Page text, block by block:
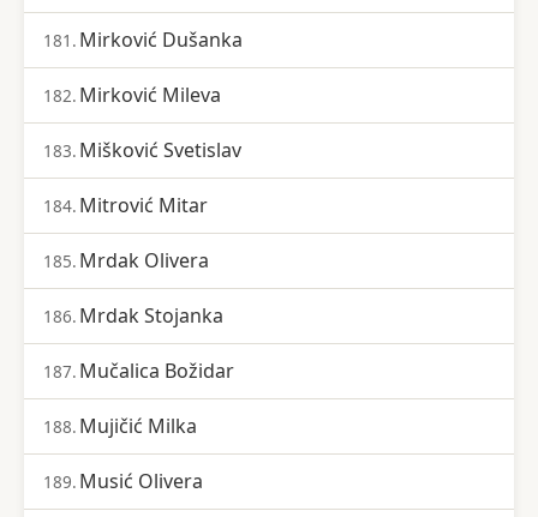
181. Mirković Dušanka
182. Mirković Mileva
183. Mišković Svetislav
184. Mitrović Mitar
185. Mrdak Olivera
186. Mrdak Stojanka
187. Mučalica Božidar
188. Mujičić Milka
189. Musić Olivera